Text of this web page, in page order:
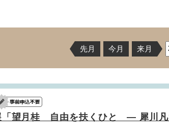
先月 今月 来月
「望月桂 自由を扶くひと ― 犀川凡